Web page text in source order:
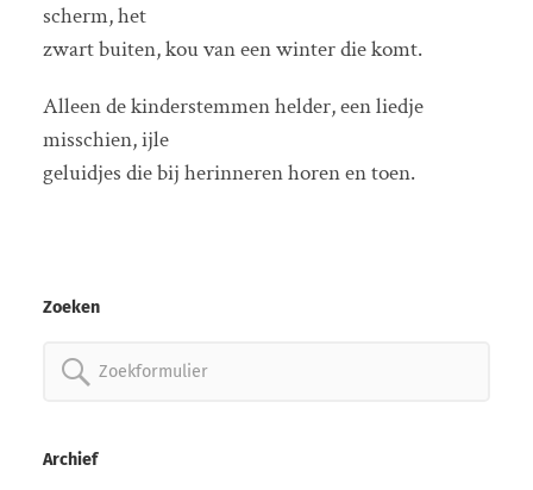
scherm, het
zwart buiten, kou van een winter die komt.
Alleen de kinderstemmen helder, een liedje
misschien, ijle
geluidjes die bij herinneren horen en toen.
Zoeken
Zoeken
Archief